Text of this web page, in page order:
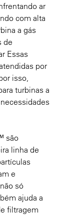
ar
com alta
a gás
de
Essas
por
isso,
turbinas a
são
linha de
e
só
ajuda a
filtragem